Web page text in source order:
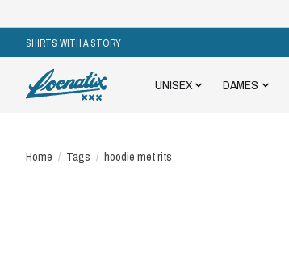
SHIRTS WITH A STORY
UNISEX DAMES
Home / Tags / hoodie met rits